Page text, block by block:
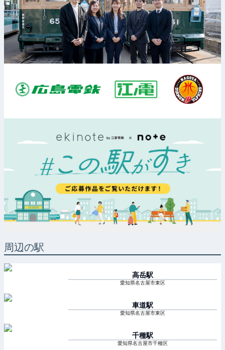
周辺の駅
高岳駅
愛知県名古屋市東区
車道駅
愛知県名古屋市東区
千種駅
愛知県名古屋市千種区